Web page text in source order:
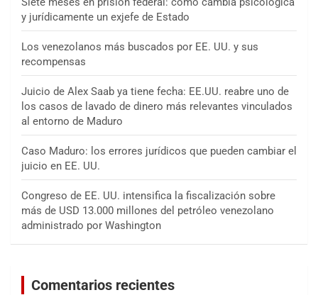
y jurídicamente un exjefe de Estado
Los venezolanos más buscados por EE. UU. y sus
recompensas
Juicio de Alex Saab ya tiene fecha: EE.UU. reabre uno de
los casos de lavado de dinero más relevantes vinculados
al entorno de Maduro
Caso Maduro: los errores jurídicos que pueden cambiar el
juicio en EE. UU.
Congreso de EE. UU. intensifica la fiscalización sobre
más de USD 13.000 millones del petróleo venezolano
administrado por Washington
Comentarios recientes